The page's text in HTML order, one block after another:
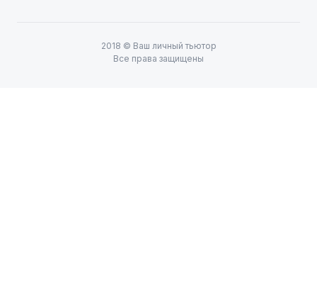
2018 © Ваш личный тьютор
Все права защищены